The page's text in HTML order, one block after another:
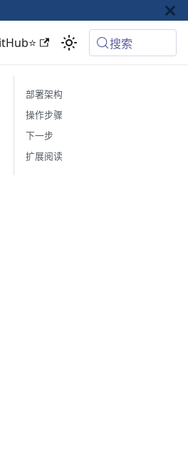
搜索
部署架构
操作步骤
下一步
扩展阅读